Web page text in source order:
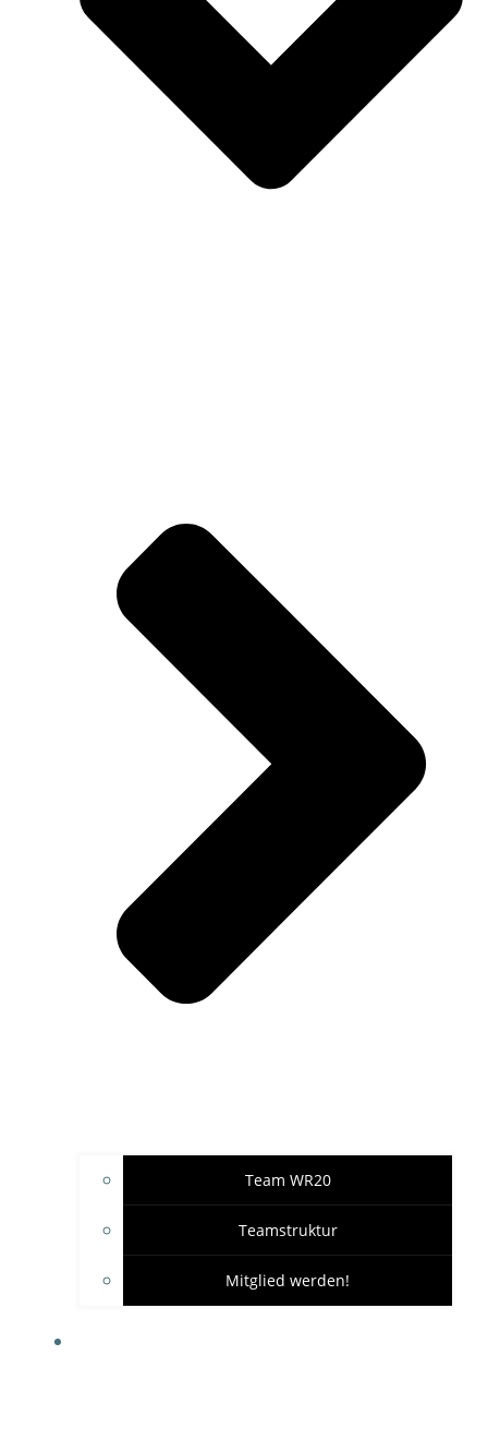
Team WR20
Teamstruktur
Mitglied werden!